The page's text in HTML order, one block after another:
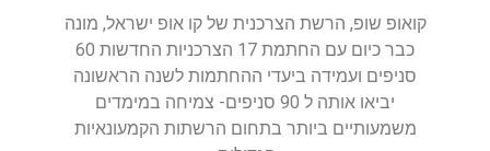
קואופ שופ, הרשת הצרכנית של קו אופ ישראל, מונה
כבר כיום עם החתמת 17 הצרכניות החדשות 60
סניפים ועמידה ביעדי ההחתמות לשנה הראשונה
יביאו אותה ל 90 סניפים- צמיחה במימדים
משמעותיים ביותר בתחום הרשתות הקמעונאיות